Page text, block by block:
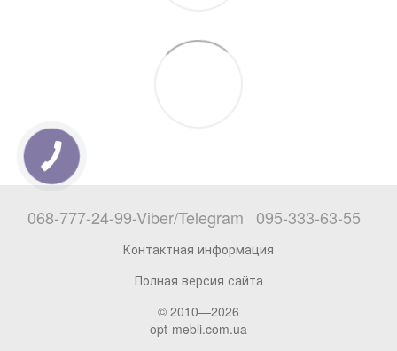
068-777-24-99-Viber/Telegram 095-333-63-55
Контактная информация
Полная версия сайта
© 2010—2026
opt-mebli.com.ua